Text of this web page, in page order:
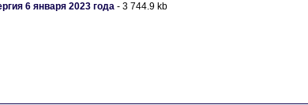
6 января 2023 года - 3 744.9 kb